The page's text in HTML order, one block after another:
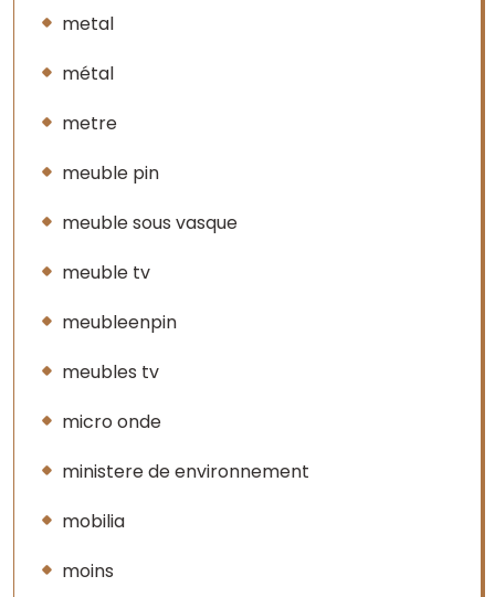
metal
métal
metre
meuble pin
meuble sous vasque
meuble tv
meubleenpin
meubles tv
micro onde
ministere de environnement
mobilia
moins